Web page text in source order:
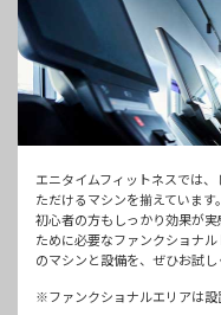
エニタイムフィットネスでは
ただけるマシンを揃えていま
初心者の方もしっかり効果が
ために必要なファンクショナ
のマシンと設備を、ぜひお試し
※ファンクショナルエリアは設